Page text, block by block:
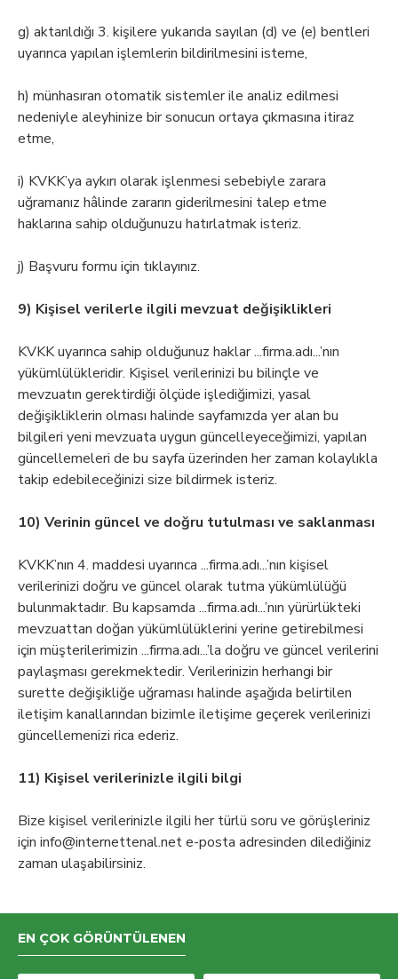
g) aktarıldığı 3. kişilere yukarıda sayılan (d) ve (e) bentleri
uyarınca yapılan işlemlerin bildirilmesini isteme,
h) münhasıran otomatik sistemler ile analiz edilmesi
nedeniyle aleyhinize bir sonucun ortaya çıkmasına itiraz
etme,
i) KVKK’ya aykırı olarak işlenmesi sebebiyle zarara
uğramanız hâlinde zararın giderilmesini talep etme
haklarına sahip olduğunuzu hatırlatmak isteriz.
j) Başvuru formu için tıklayınız.
9) Kişisel verilerle ilgili mevzuat değişiklikleri
KVKK uyarınca sahip olduğunuz haklar ...firma.adı...’nın
yükümlülükleridir. Kişisel verilerinizi bu bilinçle ve
mevzuatın gerektirdiği ölçüde işlediğimizi, yasal
değişikliklerin olması halinde sayfamızda yer alan bu
bilgileri yeni mevzuata uygun güncelleyeceğimizi, yapılan
güncellemeleri de bu sayfa üzerinden her zaman kolaylıkla
takip edebileceğinizi size bildirmek isteriz.
10) Verinin güncel ve doğru tutulması ve saklanması
KVKK’nın 4. maddesi uyarınca ...firma.adı...’nın kişisel
verilerinizi doğru ve güncel olarak tutma yükümlülüğü
bulunmaktadır. Bu kapsamda ...firma.adı...’nın yürürlükteki
mevzuattan doğan yükümlülüklerini yerine getirebilmesi
için müşterilerimizin ...firma.adı...’la doğru ve güncel verilerini
paylaşması gerekmektedir. Verilerinizin herhangi bir
surette değişikliğe uğraması halinde aşağıda belirtilen
iletişim kanallarından bizimle iletişime geçerek verilerinizi
güncellemenizi rica ederiz.
11) Kişisel verilerinizle ilgili bilgi
Bize kişisel verilerinizle ilgili her türlü soru ve görüşleriniz
için info@internettenal.nete-posta adresinden dilediğiniz
zaman ulaşabilirsiniz.
EN ÇOK GÖRÜNTÜLENEN